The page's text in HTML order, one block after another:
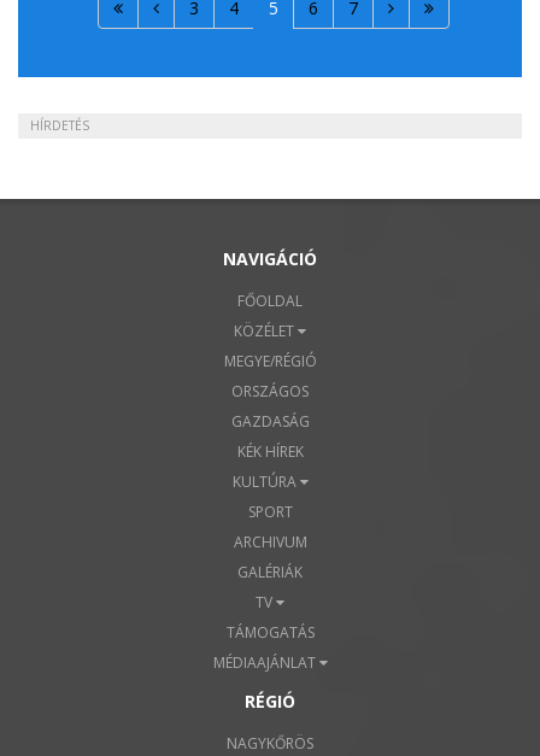
3 4 5 6 7
HÍRDETÉS
NAVIGÁCIÓ
FŐOLDAL
KÖZÉLET
MEGYE/RÉGIÓ
ORSZÁGOS
GAZDASÁG
KÉK HÍREK
KULTÚRA
SPORT
ARCHIVUM
GALÉRIÁK
TV
TÁMOGATÁS
MÉDIAAJÁNLAT
RÉGIÓ
NAGYKŐRÖS